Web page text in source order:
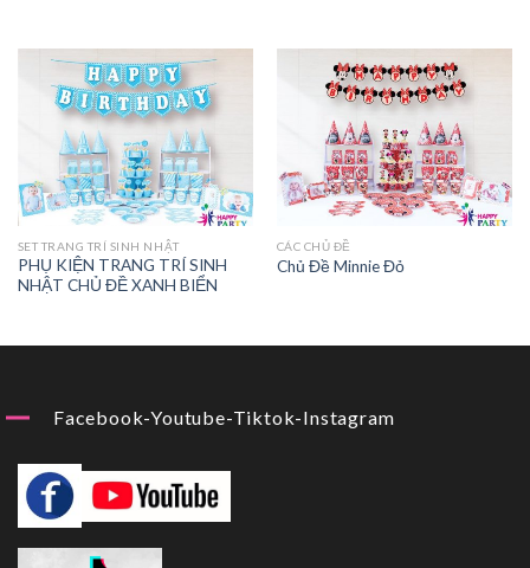
SET TRANG TRÍ SINH NHẬT
PHỤ KIỆN TRANG TRÍ SINH
NHẬT CHỦ ĐỀ XANH BIỂN
CÁC CHỦ ĐỀ
Chủ Đề Minnie Đỏ
Facebook-Youtube-Tiktok-Instagram